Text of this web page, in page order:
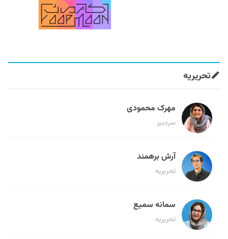
تحریریه
مهرک محمودی
سردبیر
آرش برهمند
تحریریه
سمانه سمیع
تحریریه